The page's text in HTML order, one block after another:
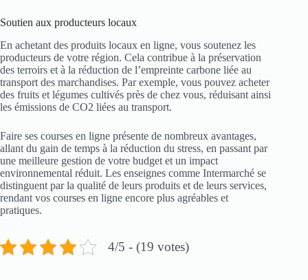
Soutien aux producteurs locaux
En achetant des produits locaux en ligne, vous soutenez les
producteurs de votre région. Cela contribue à la préservation
des terroirs et à la réduction de l’empreinte carbone liée au
transport des marchandises. Par exemple, vous pouvez acheter
des fruits et légumes cultivés près de chez vous, réduisant ainsi
les émissions de CO2 liées au transport.
Faire ses courses en ligne présente de nombreux avantages,
allant du gain de temps à la réduction du stress, en passant par
une meilleure gestion de votre budget et un impact
environnemental réduit. Les enseignes comme Intermarché se
distinguent par la qualité de leurs produits et de leurs services,
rendant vos courses en ligne encore plus agréables et
pratiques.
4/5 - (19 votes)